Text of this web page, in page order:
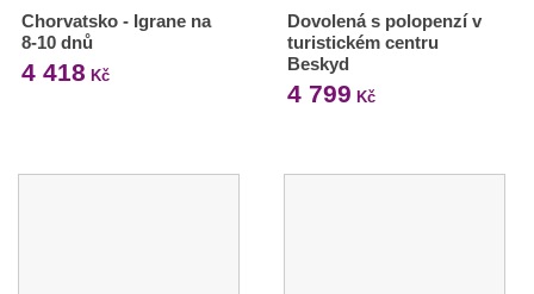
Chorvatsko - Igrane na
8-10 dnů
4 418 Kč
Dovolená s polopenzí v
turistickém centru
Beskyd
4 799 Kč